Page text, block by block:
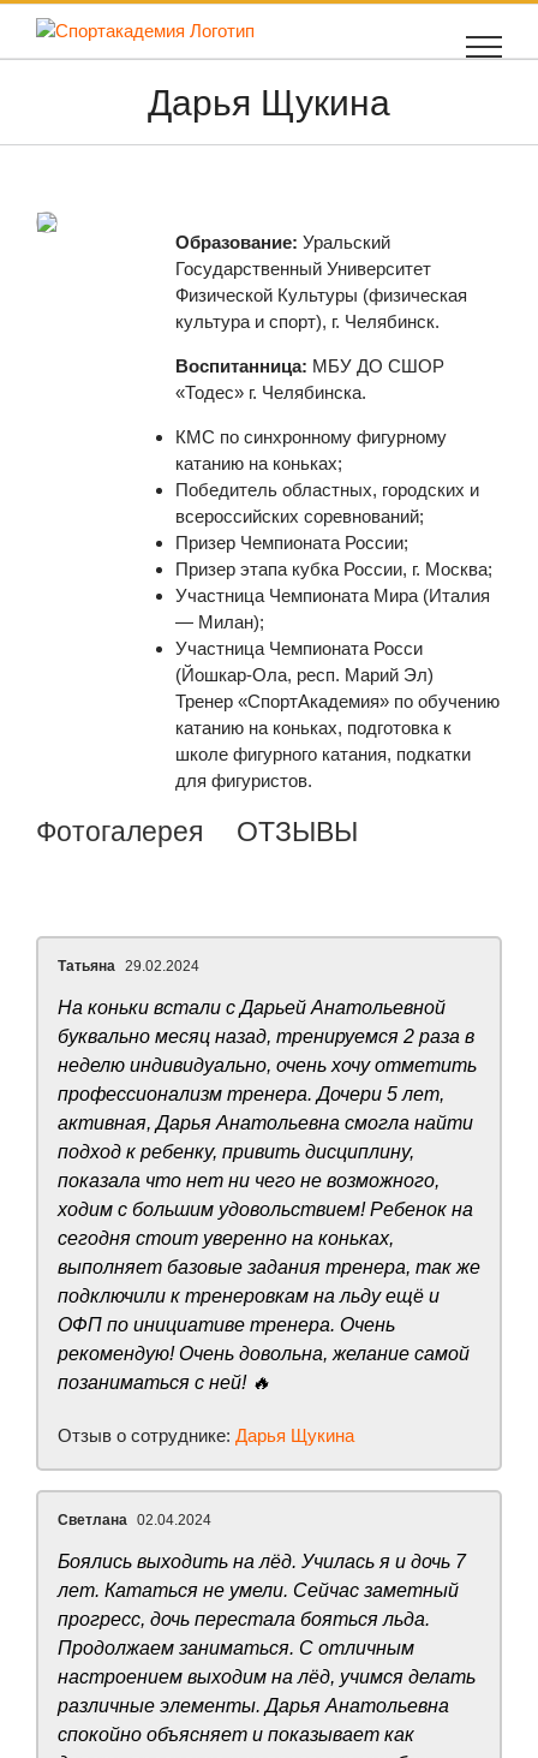
Skip
content
Дарья Щукина
Образование: Уральский
Государственный Университет
Физической Культуры (физическая
культура и спорт), г. Челябинск.
Воспитанница: МБУ ДО СШОР
«Тодес» г. Челябинска.
КМС по синхронному фигурному
катанию на коньках;
Победитель областных, городских и
всероссийских соревнований;
Призер Чемпионата России;
Призер этапа кубка России, г. Москва;
Участница Чемпионата Мира (Италия
— Милан);
Участница Чемпионата Росси
(Йошкар-Ола, респ. Марий Эл)
Тренер «СпортАкадемия» по обучению
катанию на коньках, подготовка к
школе фигурного катания, подкатки
для фигуристов.
Фотогалерея ОТЗЫВЫ
Татьяна 29.02.2024
На коньки встали с Дарьей Анатольевной
буквально месяц назад, тренируемся 2 раза в
неделю индивидуально, очень хочу отметить
профессионализм тренера. Дочери 5 лет,
активная, Дарья Анатольевна смогла найти
подход к ребенку, привить дисциплину,
показала что нет ни чего не возможного,
ходим с большим удовольствием! Ребенок на
сегодня стоит уверенно на коньках,
выполняет базовые задания тренера, так же
подключили к тренеровкам на льду ещё и
ОФП по инициативе тренера. Очень
рекомендую! Очень довольна, желание самой
позаниматься с ней! 🔥
Отзыв о сотруднике: Дарья Щукина
Светлана 02.04.2024
Боялись выходить на лёд. Училась я и дочь 7
лет. Кататься не умели. Сейчас заметный
прогресс, дочь перестала бояться льда.
Продолжаем заниматься. С отличным
настроением выходим на лёд, учимся делать
различные элементы. Дарья Анатольевна
спокойно объясняет и показывает как